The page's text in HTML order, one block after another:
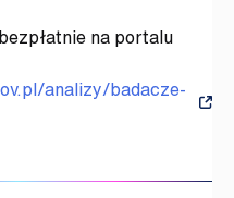
na portalu
analizy/badacze-